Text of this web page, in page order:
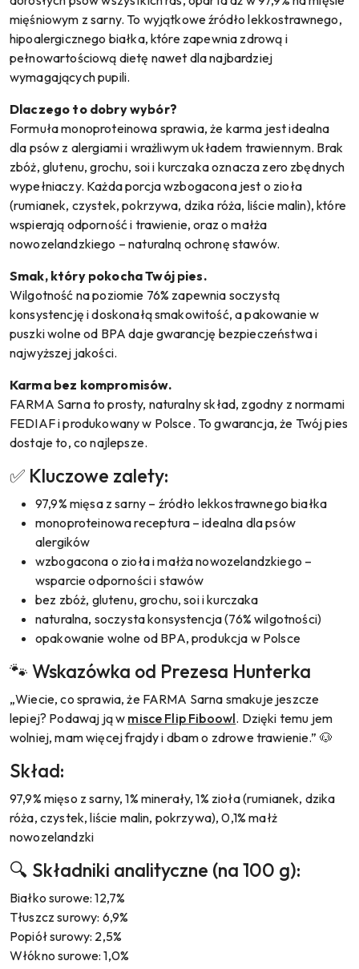
mięśniowym z sarny. To wyjątkowe źródło lekkostrawnego,
hipoalergicznego białka, które zapewnia zdrową i
pełnowartościową dietę nawet dla najbardziej
wymagających pupili.
Dlaczego to dobry wybór?
Formuła monoproteinowa sprawia, że karma jest idealna
dla psów z alergiami i wrażliwym układem trawiennym. Brak
zbóż, glutenu, grochu, soi i kurczaka oznacza zero zbędnych
wypełniaczy. Każda porcja wzbogacona jest o zioła
(rumianek, czystek, pokrzywa, dzika róża, liście malin), które
wspierają odporność i trawienie, oraz o małża
nowozelandzkiego – naturalną ochronę stawów.
Smak, który pokocha Twój pies.
Wilgotność na poziomie 76% zapewnia soczystą
konsystencję i doskonałą smakowitość, a pakowanie w
puszki wolne od BPA daje gwarancję bezpieczeństwa i
najwyższej jakości.
Karma bez kompromisów.
FARMA Sarna to prosty, naturalny skład, zgodny z normami
FEDIAF i produkowany w Polsce. To gwarancja, że Twój pies
dostaje to, co najlepsze.
✅ Kluczowe zalety:
97,9% mięsa z sarny – źródło lekkostrawnego białka
monoproteinowa receptura – idealna dla psów
alergików
wzbogacona o zioła i małża nowozelandzkiego –
wsparcie odporności i stawów
bez zbóż, glutenu, grochu, soi i kurczaka
naturalna, soczysta konsystencja (76% wilgotności)
opakowanie wolne od BPA, produkcja w Polsce
🐾 Wskazówka od Prezesa Hunterka
„Wiecie, co sprawia, że FARMA Sarna smakuje jeszcze
lepiej? Podawaj ją w misce Flip Fiboowl. Dzięki temu jem
wolniej, mam więcej frajdy i dbam o zdrowe trawienie.” 🐶
Skład:
97,9% mięso z sarny, 1% minerały, 1% zioła (rumianek, dzika
róża, czystek, liście malin, pokrzywa), 0,1% małż
nowozelandzki
🔍 Składniki analityczne (na 100 g):
Białko surowe: 12,7%
Tłuszcz surowy: 6,9%
Popiół surowy: 2,5%
Włókno surowe: 1,0%